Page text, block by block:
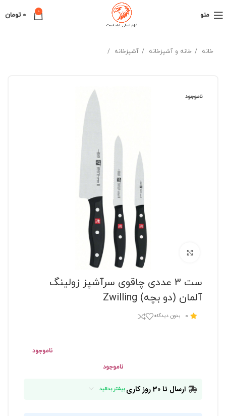
منو 0
0 تومان
خانه خانه و آشپزخانه آشپزخانه
ناموجود
برای بزرگنمایی کلیک کنید
ست 3 عددی چاقوی سرآشپز زولینگ
آلمان (دو بچه) Zwilling
0 بدون دیدگاه
ناموجود
ناموجود
ارسال تا 30 روز کاری بیشتر بدانید